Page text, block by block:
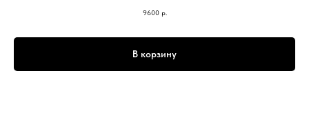
9600 р.
В корзину